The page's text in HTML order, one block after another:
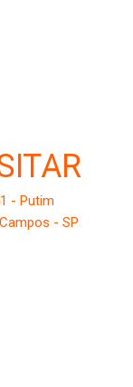
- Putim
- SP